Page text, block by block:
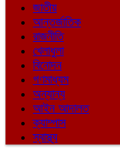
জাতীয়
আন্তর্জাতিক
রাজনীতি
খেলাধুলা
বিনোদন
গণমাধ্যম
অন্যান্য
আইন আদালত
ক্যাম্পাস
স্বাস্থ্য